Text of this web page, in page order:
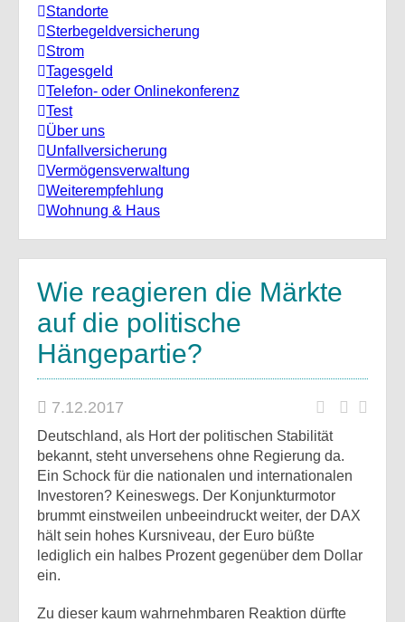
Standorte
Sterbegeldversicherung
Strom
Tagesgeld
Telefon- oder Onlinekonferenz
Test
Über uns
Unfallversicherung
Vermögensverwaltung
Weiterempfehlung
Wohnung & Haus
Wie reagieren die Märkte
auf die politische
Hängepartie?
7.12.2017
Deutschland, als Hort der politischen Stabilität
bekannt, steht unversehens ohne Regierung da.
Ein Schock für die nationalen und internationalen
Investoren? Keineswegs. Der Konjunkturmotor
brummt einstweilen unbeeindruckt weiter, der DAX
hält sein hohes Kursniveau, der Euro büßte
lediglich ein halbes Prozent gegenüber dem Dollar
ein.
Zu dieser kaum wahrnehmbaren Reaktion dürfte